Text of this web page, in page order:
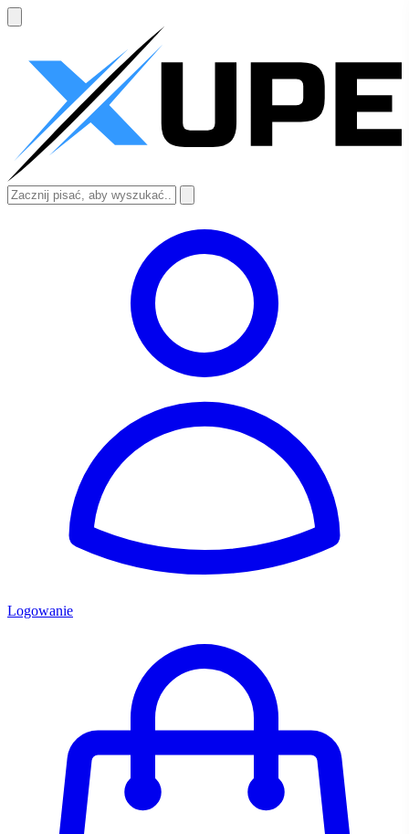
Logowanie